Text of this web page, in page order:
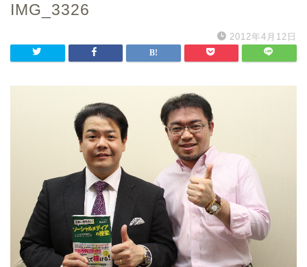
IMG_3326
2012年4月12日